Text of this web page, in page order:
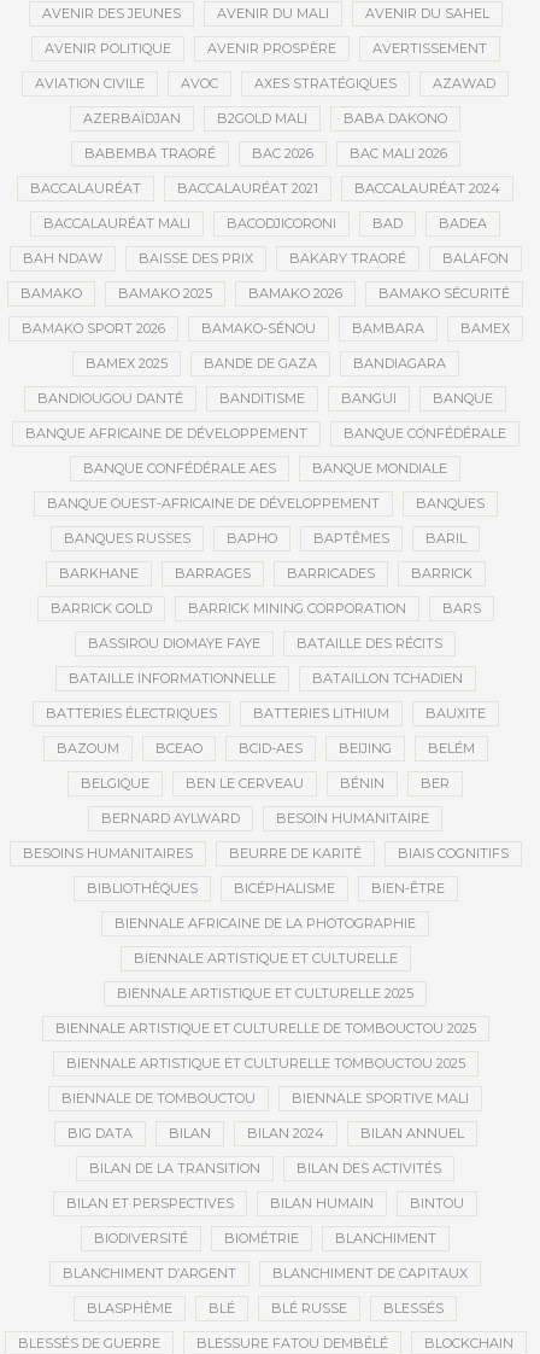
AVENIR DES JEUNES AVENIR DU MALI AVENIR DU SAHEL
AVENIR POLITIQUE AVENIR PROSPÈRE AVERTISSEMENT
AVIATION CIVILE AVOC AXES STRATÉGIQUES AZAWAD
AZERBAÏDJAN B2GOLD MALI BABA DAKONO
BABEMBA TRAORÉ BAC 2026 BAC MALI 2026
BACCALAURÉAT BACCALAURÉAT 2021 BACCALAURÉAT 2024
BACCALAURÉAT MALI BACODJICORONI BAD BADEA
BAH NDAW BAISSE DES PRIX BAKARY TRAORÉ BALAFON
BAMAKO BAMAKO 2025 BAMAKO 2026 BAMAKO SÉCURITÉ
BAMAKO SPORT 2026 BAMAKO-SÉNOU BAMBARA BAMEX
BAMEX 2025 BANDE DE GAZA BANDIAGARA
BANDIOUGOU DANTÉ BANDITISME BANGUI BANQUE
BANQUE AFRICAINE DE DÉVELOPPEMENT BANQUE CONFÉDÉRALE
BANQUE CONFÉDÉRALE AES BANQUE MONDIALE
BANQUE OUEST-AFRICAINE DE DÉVELOPPEMENT BANQUES
BANQUES RUSSES BAPHO BAPTÊMES BARIL
BARKHANE BARRAGES BARRICADES BARRICK
BARRICK GOLD BARRICK MINING CORPORATION BARS
BASSIROU DIOMAYE FAYE BATAILLE DES RÉCITS
BATAILLE INFORMATIONNELLE BATAILLON TCHADIEN
BATTERIES ÉLECTRIQUES BATTERIES LITHIUM BAUXITE
BAZOUM BCEAO BCID-AES BEIJING BELÉM
BELGIQUE BEN LE CERVEAU BÉNIN BER
BERNARD AYLWARD BESOIN HUMANITAIRE
BESOINS HUMANITAIRES BEURRE DE KARITÉ BIAIS COGNITIFS
BIBLIOTHÈQUES BICÉPHALISME BIEN-ÊTRE
BIENNALE AFRICAINE DE LA PHOTOGRAPHIE
BIENNALE ARTISTIQUE ET CULTURELLE
BIENNALE ARTISTIQUE ET CULTURELLE 2025
BIENNALE ARTISTIQUE ET CULTURELLE DE TOMBOUCTOU 2025
BIENNALE ARTISTIQUE ET CULTURELLE TOMBOUCTOU 2025
BIENNALE DE TOMBOUCTOU BIENNALE SPORTIVE MALI
BIG DATA BILAN BILAN 2024 BILAN ANNUEL
BILAN DE LA TRANSITION BILAN DES ACTIVITÉS
BILAN ET PERSPECTIVES BILAN HUMAIN BINTOU
BIODIVERSITÉ BIOMÉTRIE BLANCHIMENT
BLANCHIMENT D’ARGENT BLANCHIMENT DE CAPITAUX
BLASPHÈME BLÉ BLÉ RUSSE BLESSÉS
BLESSÉS DE GUERRE BLESSURE FATOU DEMBÉLÉ BLOCKCHAIN